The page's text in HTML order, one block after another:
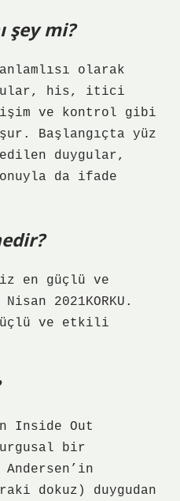
şey mi?
olarak
his, itici
ve kontrol gibi
Başlangıçta yüz
duygular,
da ifade
en güçlü ve
2021KORKU.
ve etkili
Inside Out
bir
dokuz) duygudan